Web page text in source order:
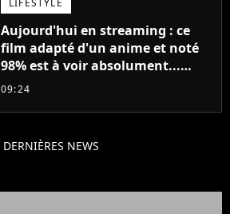
LIFESTYLE
Aujourd'hui en streaming : ce
film adapté d'un anime et noté
98% est à voir absolument...
sinon vous ne comprendrez plus
09:24
DERNIÈRES NEWS